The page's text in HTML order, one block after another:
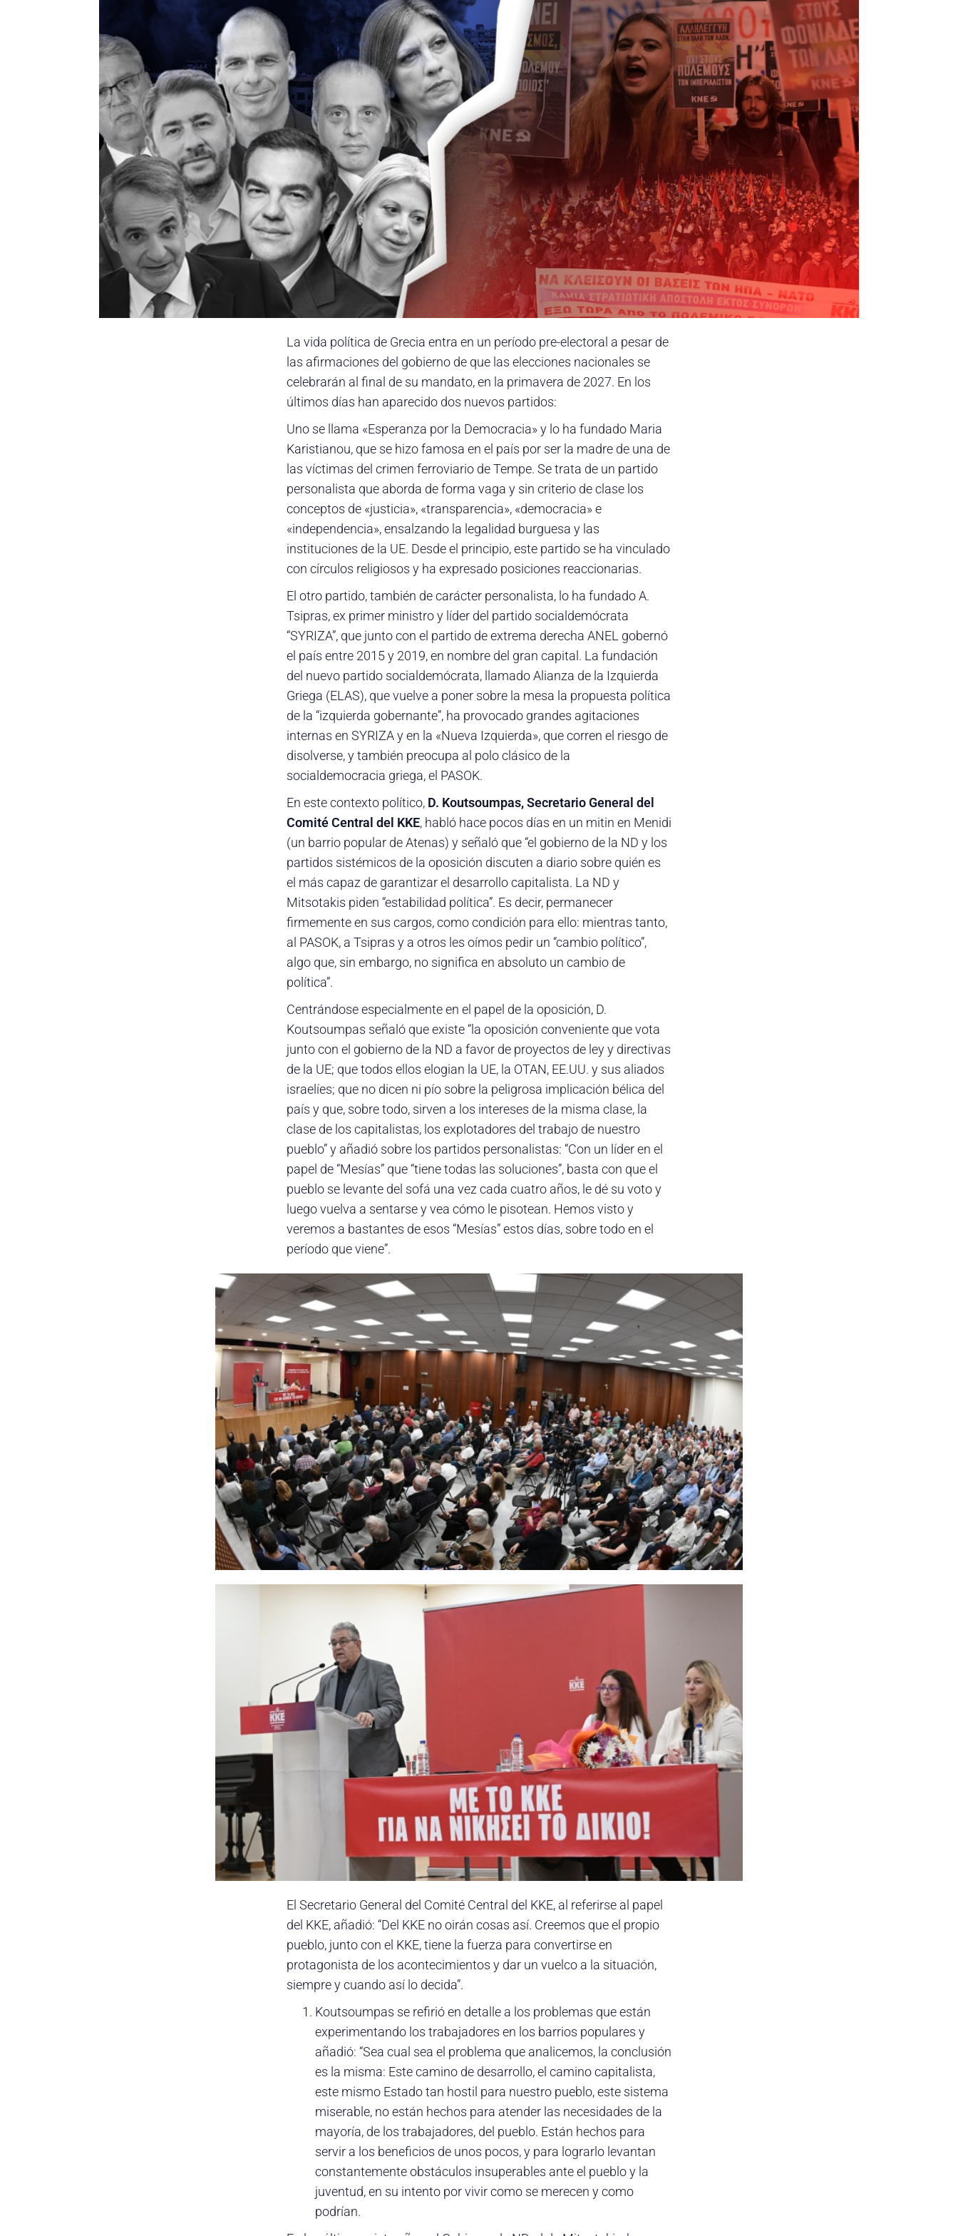
La vida política de Grecia entra en un período pre-electoral a pesar de
las afirmaciones del gobierno de que las elecciones nacionales se
celebrarán al final de su mandato, en la primavera de 2027. En los
últimos días han aparecido dos nuevos partidos:
Uno se llama «Esperanza por la Democracia» y lo ha fundado Maria
Karistianou, que se hizo famosa en el país por ser la madre de una de
las víctimas del crimen ferroviario de Tempe. Se trata de un partido
personalista que aborda de forma vaga y sin criterio de clase los
conceptos de «justicia», «transparencia», «democracia» e
«independencia», ensalzando la legalidad burguesa y las
instituciones de la UE. Desde el principio, este partido se ha vinculado
con círculos religiosos y ha expresado posiciones reaccionarias.
El otro partido, también de carácter personalista, lo ha fundado A.
Tsipras, ex primer ministro y líder del partido socialdemócrata
“SYRIZA”, que junto con el partido de extrema derecha ANEL gobernó
el país entre 2015 y 2019, en nombre del gran capital. La fundación
del nuevo partido socialdemócrata, llamado Alianza de la Izquierda
Griega (ELAS), que vuelve a poner sobre la mesa la propuesta política
de la “izquierda gobernante”, ha provocado grandes agitaciones
internas en SYRIZA y en la «Nueva Izquierda», que corren el riesgo de
disolverse, y también preocupa al polo clásico de la
socialdemocracia griega, el PASOK.
En este contexto político, D. Koutsoumpas, Secretario General del
Comité Central del KKE, habló hace pocos días en un mitin en Menidi
(un barrio popular de Atenas) y señaló que “el gobierno de la ND y los
partidos sistémicos de la oposición discuten a diario sobre quién es
el más capaz de garantizar el desarrollo capitalista. La ND y
Mitsotakis piden “estabilidad política”. Es decir, permanecer
firmemente en sus cargos, como condición para ello: mientras tanto,
al PASOK, a Tsipras y a otros les oímos pedir un “cambio político”,
algo que, sin embargo, no significa en absoluto un cambio de
política”.
Centrándose especialmente en el papel de la oposición, D.
Koutsoumpas señaló que existe “la oposición conveniente que vota
junto con el gobierno de la ND a favor de proyectos de ley y directivas
de la UE; que todos ellos elogian la UE, la OTAN, EE.UU. y sus aliados
israelíes; que no dicen ni pío sobre la peligrosa implicación bélica del
país y que, sobre todo, sirven a los intereses de la misma clase, la
clase de los capitalistas, los explotadores del trabajo de nuestro
pueblo” y añadió sobre los partidos personalistas: “Con un líder en el
papel de “Mesías” que “tiene todas las soluciones”, basta con que el
pueblo se levante del sofá una vez cada cuatro años, le dé su voto y
luego vuelva a sentarse y vea cómo le pisotean. Hemos visto y
veremos a bastantes de esos “Mesías” estos días, sobre todo en el
período que viene”.
El Secretario General del Comité Central del KKE, al referirse al papel
del KKE, añadió: “Del KKE no oirán cosas así. Creemos que el propio
pueblo, junto con el KKE, tiene la fuerza para convertirse en
protagonista de los acontecimientos y dar un vuelco a la situación,
siempre y cuando así lo decida”.
Koutsoumpas se refirió en detalle a los problemas que están
experimentando los trabajadores en los barrios populares y
añadió: “Sea cual sea el problema que analicemos, la conclusión
es la misma: Este camino de desarrollo, el camino capitalista,
este mismo Estado tan hostil para nuestro pueblo, este sistema
miserable, no están hechos para atender las necesidades de la
mayoría, de los trabajadores, del pueblo. Están hechos para
servir a los beneficios de unos pocos, y para lograrlo levantan
constantemente obstáculos insuperables ante el pueblo y la
juventud, en su intento por vivir como se merecen y como
podrían.